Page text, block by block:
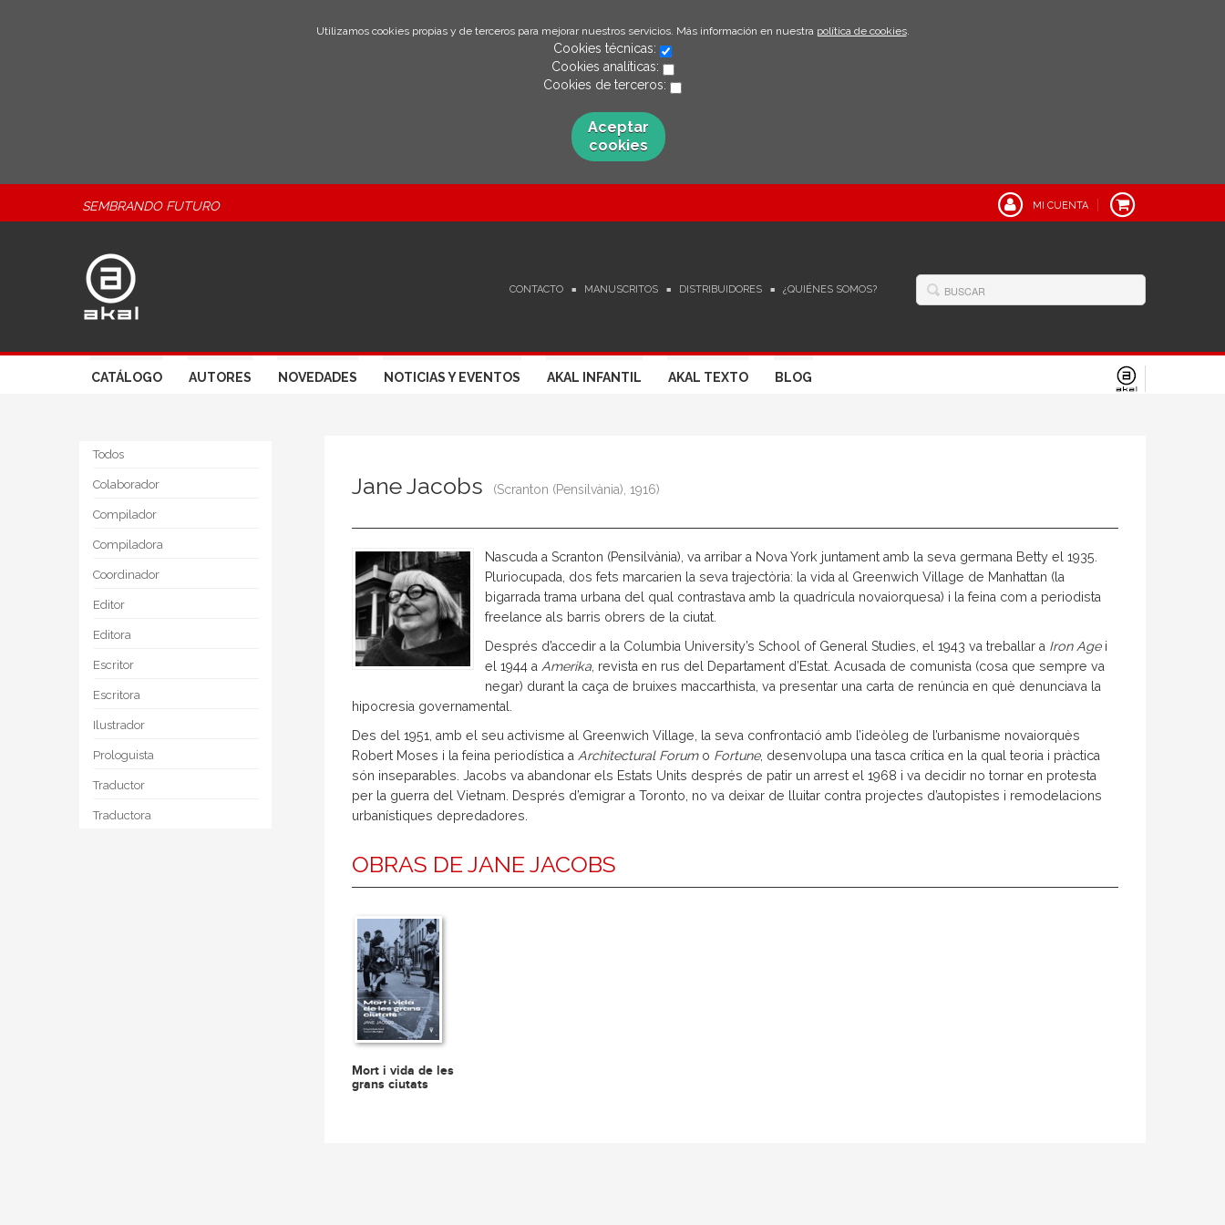
Utilizamos cookies propias y de terceros para mejorar nuestros servicios. Más información en nuestra política de cookies.
Cookies técnicas:
Cookies analíticas:
Cookies de terceros:
Aceptar
cookies
SEMBRANDO FUTURO MI CUENTA
CONTACTO MANUSCRITOS DISTRIBUIDORES ¿QUIÉNES SOMOS?
CATÁLOGO AUTORES NOVEDADES NOTICIAS Y EVENTOS AKAL INFANTIL AKAL TEXTO BLOG
Todos
Colaborador
Compilador
Compiladora
Coordinador
Editor
Editora
Escritor
Escritora
Ilustrador
Prologuista
Traductor
Traductora
Jane Jacobs (Scranton (Pensilvània), 1916)
Nascuda a Scranton (Pensilvània), va arribar a Nova York juntament amb la seva germana Betty el 1935.
Pluriocupada, dos fets marcarien la seva trajectòria: la vida al Greenwich Village de Manhattan (la
bigarrada trama urbana del qual contrastava amb la quadrícula novaiorquesa) i la feina com a periodista
freelance als barris obrers de la ciutat.
Després d’accedir a la Columbia University’s School of General Studies, el 1943 va treballar a Iron Agei
el 1944 a Amerika , revista en rus del Departament d’Estat. Acusada de comunista (cosa que sempre va
negar) durant la caça de bruixes maccarthista, va presentar una carta de renúncia en què denunciava la
hipocresia governamental.
Des del 1951, amb el seu activisme al Greenwich Village, la seva confrontació amb l’ideòleg de l’urbanisme novaiorquès
Robert Moses i la feina periodística a Architectural Forumo Fortune, desenvolupa una tasca crítica en la qual teoria i pràctica
són inseparables. Jacobs va abandonar els Estats Units després de patir un arrest el 1968 i va decidir no tornar en protesta
per la guerra del Vietnam. Després d’emigrar a Toronto, no va deixar de lluitar contra projectes d’autopistes i remodelacions
urbanístiques depredadores.
OBRAS DE JANE JACOBS
Mort i vida de les
grans ciutats